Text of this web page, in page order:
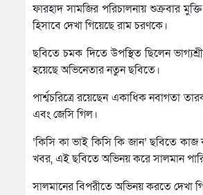
ফারহাদ সামজির পরিচালনায় শুক্রবার
হিসাবে দেখা গিয়েছে রাম চরণকে।
ছবিতে চমক দিতে উপস্থিত ছিলেন
হয়েছে অভিনেতার নতুন ছবিতে।
পার্শ্বচরিত্রে রয়েছেন একাধিক নবাগতা
এবং জেসি গিল।
‘কিসি কা ভাই কিসি কি জান’ ছবিতে
খবর, এই ছবিতে অভিনয় করে সালমান
সালমানের বিপরীতে অভিনয় করতে দেখা